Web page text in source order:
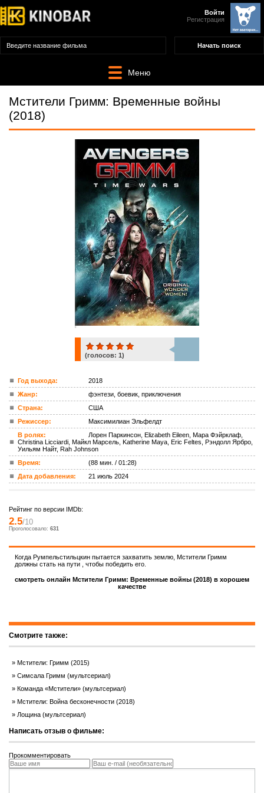
Войти
Регистрация
Меню
Мстители Гримм: Временные войны
(2018)
ком.
(голосов: 1)
Год выхода:
2018
Жанр:
фэнтези, боевик, приключения
Страна:
США
Режиссер:
Максимилиан Эльфелдт
В ролях:
Лорен Паркинсон, Elizabeth Eileen, Мара Фэйрклаф,
Christina Licciardi, Майкл Марсель, Katherine Maya, Eric Feltes, Рэндолл Ярбро,
Уильям Найт, Rah Johnson
Время:
(88 мин. / 01:28)
Дата добавления:
21 июль 2024
Рейтинг по версии IMDb:
2.5/10
Проголосовало: 631
Когда Румпельстильцкин пытается захватить землю, Мстители Гримм
должны стать на пути , чтобы победить его.
смотреть онлайн Мстители Гримм: Временные войны (2018) в хорошем
качестве
Смотрите также:
Мстители: Гримм (2015)
Симсала Гримм (мультсериал)
Команда «Мстители» (мультсериал)
Мстители: Война бесконечности (2018)
Лощина (мультсериал)
Написать отзыв о фильме:
Прокомментировать